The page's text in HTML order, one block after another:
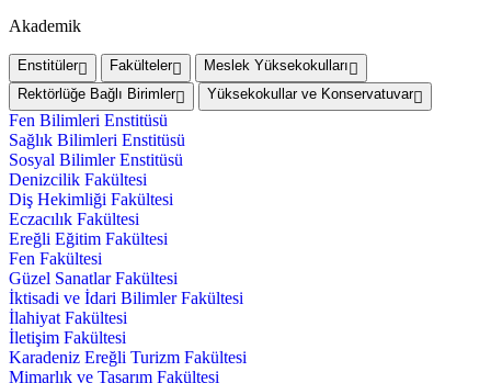
Akademik
Enstitüler Fakülteler
Meslek Yüksekokulları
Rektörlüğe Bağlı Birimler
Yüksekokullar ve Konservatuvar
Fen Bilimleri Enstitüsü
Sağlık Bilimleri Enstitüsü
Sosyal Bilimler Enstitüsü
Denizcilik Fakültesi
Diş Hekimliği Fakültesi
Eczacılık Fakültesi
Ereğli Eğitim Fakültesi
Fen Fakültesi
Güzel Sanatlar Fakültesi
İktisadi ve İdari Bilimler Fakültesi
İlahiyat Fakültesi
İletişim Fakültesi
Karadeniz Ereğli Turizm Fakültesi
Mimarlık ve Tasarım Fakültesi